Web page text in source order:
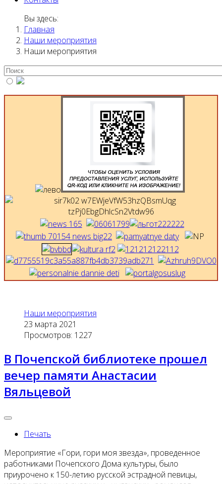
Вы здесь:
Главная
Наши мероприятия
Наши мероприятия
Наши мероприятия
23 марта 2021
Просмотров: 1227
В Почепской библиотеке прошел
вечер памяти Анастасии
Вяльцевой
Печать
Мероприятие «Гори, гори моя звезда», проведенное
работниками Почепского Дома культуры, было
приурочено к 150-летию русской эстрадной певицы,